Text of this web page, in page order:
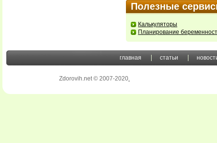
Полезные
Калькуляторы
Планирование
главная статьи
Zdorovih.net © 2007-2020